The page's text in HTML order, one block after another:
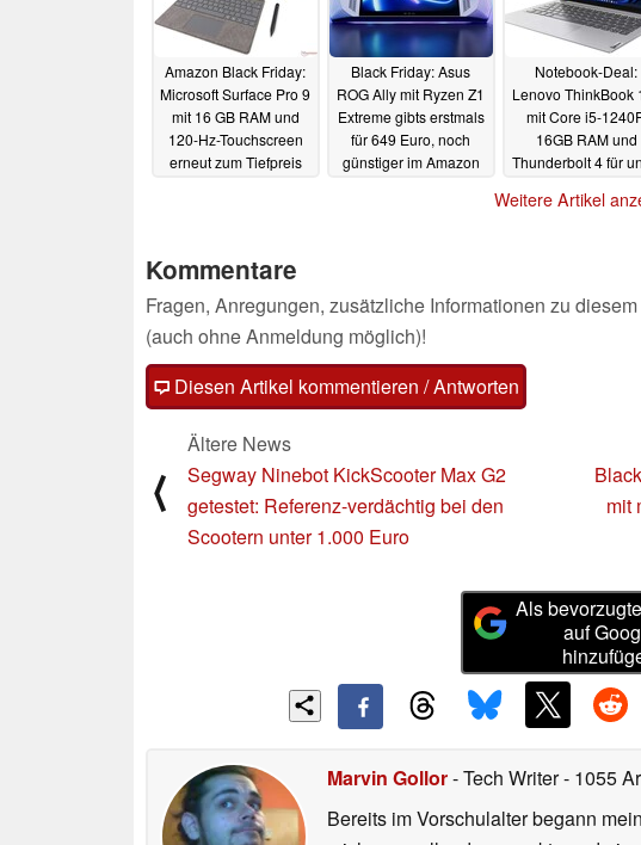
Amazon Black Friday:
Microsoft Surface Pro 9
mit 16 GB RAM und
120-Hz-Touchscreen
erneut zum Tiefpreis
Black Friday: Asus
ROG Ally mit Ryzen Z1
Extreme gibts erstmals
für 649 Euro, noch
günstiger im Amazon
Notebook-Deal:
Lenovo ThinkBook
mit Core i5-
16GB RAM und
Thunderbolt 4 für
Weitere Artikel
Kommentare
Fragen, Anregungen, zusätzliche Informationen zu
(auch ohne Anmeldung möglich)!
Diesen Artikel kommentieren / Antworten
⟨
Ältere News
Segway Ninebot KickScooter Max G2
getestet: Referenz-verdächtig bei den
Scootern unter 1.000 Euro
mit
Als
auf
Marvin Gollor- Tech Writer- 1055
Bereits im Vorschulalter begann